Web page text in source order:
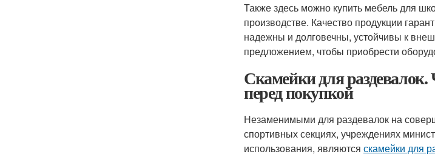
Также здесь можно купить мебель для
производстве. Качество продукции
надежны и долговечны, устойчивы к
предложением, чтобы приобрести
Скамейки для раздевалок.
перед покупкой
Незаменимыми для раздевалок на
спортивных секциях, учреждениях
использования, являются скамейки для